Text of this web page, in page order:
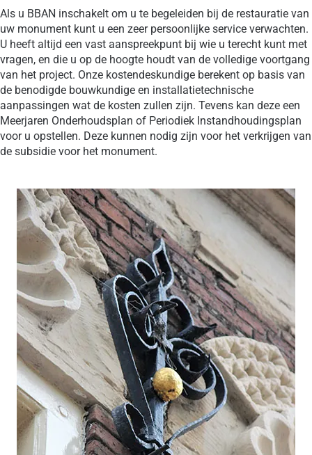
Als u BBAN inschakelt om u te begeleiden bij de restauratie van
uw monument kunt u een zeer persoonlijke service verwachten.
U heeft altijd een vast aanspreekpunt bij wie u terecht kunt met
vragen, en die u op de hoogte houdt van de volledige voortgang
van het project. Onze kostendeskundige berekent op basis van
de benodigde bouwkundige en installatietechnische
aanpassingen wat de kosten zullen zijn. Tevens kan deze een
Meerjaren Onderhoudsplan of Periodiek Instandhoudingsplan
voor u opstellen. Deze kunnen nodig zijn voor het verkrijgen van
de subsidie voor het monument.